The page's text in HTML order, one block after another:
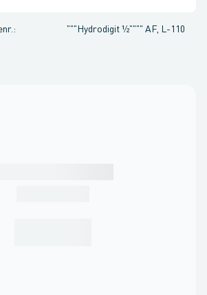
: """Hydrodigit ½"""" AF, L-110